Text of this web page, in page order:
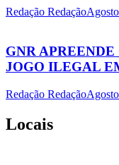
Redação Redação
GNR
JOGO ILEGAL
Redação Redação
Locais